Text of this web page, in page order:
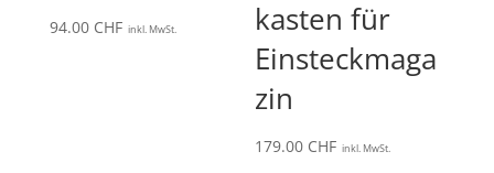
94.00 CHF inkl. MwSt.
kasten für
Einsteckmaga
zin
179.00 CHF inkl. MwSt.